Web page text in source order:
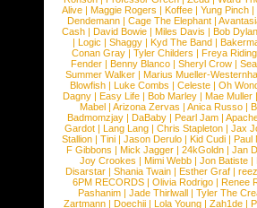
Alive |Maggie Rogers |Koffee |Yung Pinch |
Dendemann |Cage The Elephant |
Cash | David Bowie | Miles Davis | Bob Dylan
|Logic |Shaggy |Kyd The Band |
Conan Gray |Tyler Childers |Freya
Fender |Benny Blanco |Sheryl Crow |
Summer Walker |Marius Mueller-
Blowfish | Luke Combs | Celeste | Oh
Dagny |Easy Life |Bob Marley |Mae Muller
Mabel |Arizona Zervas |Anica Russo |
Badmomzjay |DaBaby |Pearl Jam |
Gardot | Lang Lang | Chris Stapleton | Jax
Stallion |Tini |Jason Derulo |Kid Cudi |Paul
F Gibbons | Mick Jagger | 24kGoldn | Jan
Joy Crookes | Mimi Webb | Jon Batiste |
Disarstar | Shania Twain | Esther Graf |
6PM RECORDS | Olivia Rodrigo | Renee
Pashanim |Jade Thirlwall |Tyler The
Zartmann | Doechii | Lola Young | Zah1de |